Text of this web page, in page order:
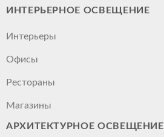
ИНТЕРЬЕРНОЕ ОСВЕЩЕНИЕ
Интерьеры
Офисы
Рестораны
Магазины
АРХИТЕКТУРНОЕ ОСВЕЩЕНИЕ